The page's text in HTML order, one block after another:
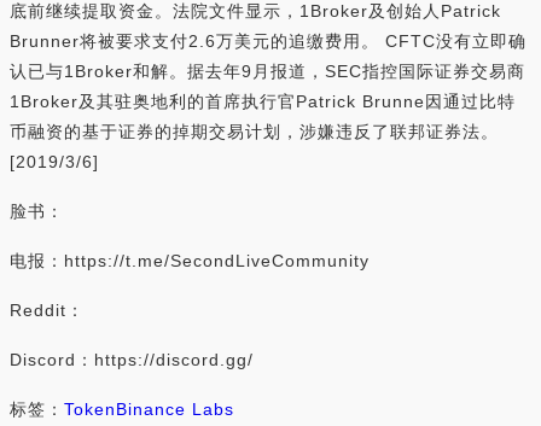
底前继续提取资金。法院文件显示，1Broker及创始人Patrick
Brunner将被要求支付2.6万美元的追缴费用。 CFTC没有立即确
认已与1Broker和解。据去年9月报道，SEC指控国际证券交易商
1Broker及其驻奥地利的首席执行官Patrick Brunne因通过比特
币融资的基于证券的掉期交易计划，涉嫌违反了联邦证券法。
[2019/3/6]
脸书：
电报：https://t.me/SecondLiveCommunity
Reddit：
Discord：https://discord.gg/
标签： TokenBinance Labs